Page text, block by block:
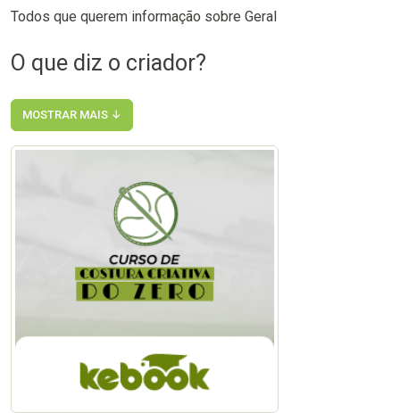
Todos que querem informação sobre Geral
O que diz o criador?
MOSTRAR MAIS ↓